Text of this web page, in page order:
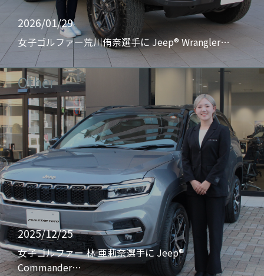
2026/01/29
女子ゴルファー荒川侑奈選手に Jeep® Wrangler…
Other
2025/12/25
女子ゴルファー 林 亜莉奈選手に Jeep®
Commander…